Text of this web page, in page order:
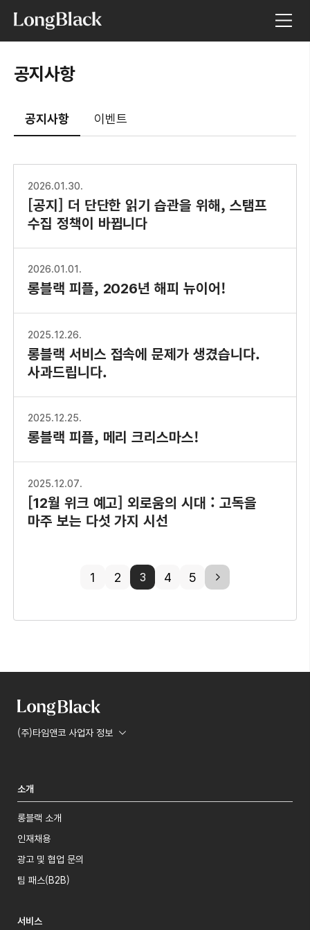
공지사항
공지사항 이벤트
2026.01.30.
[공지] 더 단단한 읽기 습관을 위해, 스탬프
수집 정책이 바뀝니다
2026.01.01.
롱블랙 피플, 2026년 해피 뉴이어!
2025.12.26.
롱블랙 서비스 접속에 문제가 생겼습니다.
사과드립니다.
2025.12.25.
롱블랙 피플, 메리 크리스마스!
2025.12.07.
[12월 위크 예고] 외로움의 시대 : 고독을
마주 보는 다섯 가지 시선
1 2 3 4 5 next
(주)타임앤코 사업자 정보
소개
롱블랙 소개
인재채용
광고 및 협업 문의
팀 패스(B2B)
서비스